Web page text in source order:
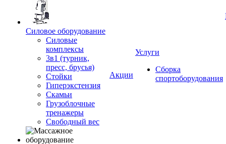
Силовое оборудование
Силовые
комплексы
3в1 (турник,
пресс, брусья)
Стойки
Гиперэкстензия
Скамьи
Грузоблочные
тренажеры
Свободный вес
Акции
Услуги
Сборка
спортоборудования